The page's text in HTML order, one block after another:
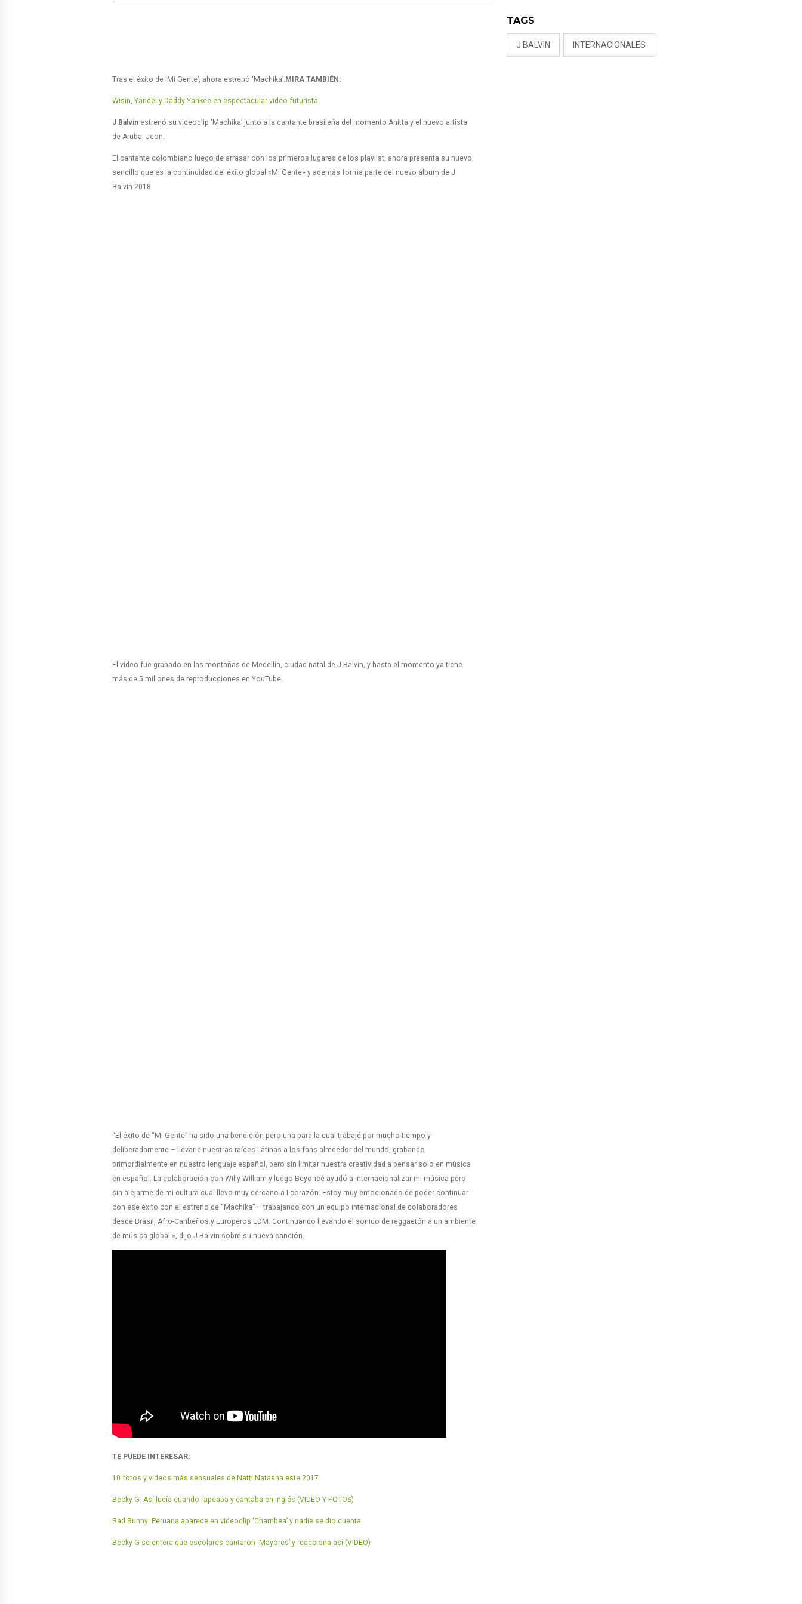
Tras el éxito de ‘Mi Gente’, ahora estrenó ‘Machika’. MIRA TAMBIÉN:
Wisin, Yandel y Daddy Yankee en espectacular video futurista
J Balvin estrenó su videoclip ‘Machika’ junto a la cantante brasileña del momento Anitta y el nuevo artista
de Aruba, Jeon.
El cantante colombiano luego de arrasar con los primeros lugares de los playlist, ahora presenta su nuevo
sencillo que es la continuidad del éxito global «Mi Gente» y además forma parte del nuevo álbum de J
Balvin 2018.
El video fue grabado en las montañas de Medellín, ciudad natal de J Balvin, y hasta el momento ya tiene
más de 5 millones de reproducciones en YouTube.
“El éxito de “Mi Gente” ha sido una bendición pero una para la cual trabajé por mucho tiempo y
deliberadamente – llevarle nuestras raíces Latinas a los fans alrededor del mundo, grabando
primordialmente en nuestro lenguaje español, pero sin limitar nuestra creatividad a pensar solo en música
en español. La colaboración con Willy William y luego Beyoncé ayudó a internacionalizar mi música pero
sin alejarme de mi cultura cual llevo muy cercano a I corazón. Estoy muy emocionado de poder continuar
con ese éxito con el estreno de “Machika” – trabajando con un equipo internacional de colaboradores
desde Brasil, Afro-Caribeños y Europeros EDM. Continuando llevando el sonido de reggaetón a un ambiente
de música global.», dijo J Balvin sobre su nueva canción.
TE PUEDE INTERESAR:
10 fotos y videos más sensuales de Natti Natasha este 2017
Becky G: Así lucía cuando rapeaba y cantaba en inglés (VIDEO Y FOTOS)
Bad Bunny: Peruana aparece en videoclip ‘Chambea’ y nadie se dio cuenta
Becky G se entera que escolares cantaron ‘Mayores’ y reacciona así (VIDEO)
TAGS
J BALVIN INTERNACIONALES